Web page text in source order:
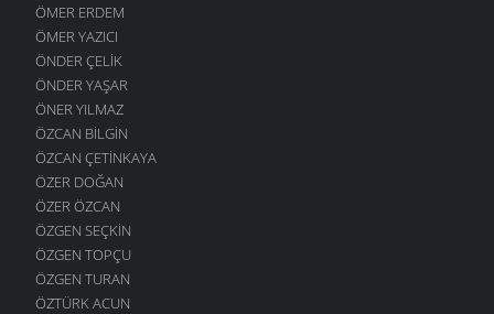
ÖMER ERDEM
ÖMER YAZICI
ÖNDER ÇELIK
ÖNDER YAŞAR
ÖNER YILMAZ
ÖZCAN BILGIN
ÖZCAN ÇETINKAYA
ÖZER DOĞAN
ÖZER ÖZCAN
ÖZGEN SEÇKIN
ÖZGEN TOPÇU
ÖZGEN TURAN
ÖZTÜRK ACUN